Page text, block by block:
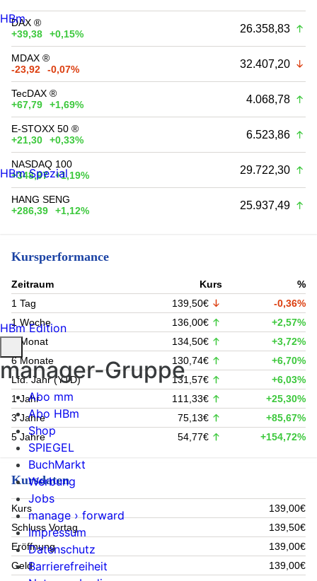
DAX ®
+39,38
+0,15% 26.358,83
MDAX ®
-23,92
-0,07% 32.407,20
TecDAX ®
+67,79
+1,69% 4.068,78
E-STOXX 50 ®
+21,30
+0,33% 6.523,86
NASDAQ 100
+348,97
+1,19% 29.722,30
HANG SENG
+286,39
+1,12% 25.937,49
Kursperformance
Zeitraum Kurs
%
1 Tag
139,50€
-0,36%
1 Woche
136,00€
+2,57%
1 Monat
134,50€
+3,72%
6 Monate
130,74€
+6,70%
Lfd. Jahr (YTD)
131,57€
+6,03%
1 Jahr
111,33€
+25,30%
3 Jahre
75,13€
+85,67%
5 Jahre
54,77€ +154,72%
Kursdaten
Kurs
139,00€
Schluss Vortag
139,50€
Eröffnung
139,00€
Geld
139,00€
HBm
HBm Spezial
HBm Edition
manager-Gruppe
Abo mm
Abo HBm
Shop
SPIEGEL
BuchMarkt
Werbung
Jobs
manage › forward
Impressum
Datenschutz
Barrierefreiheit